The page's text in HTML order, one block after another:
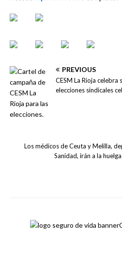
PREVIOUS
CESM La Rioja celebra
elecciones sindicales
Los médicos de Ceuta y Melilla,
Sanidad, irán a la